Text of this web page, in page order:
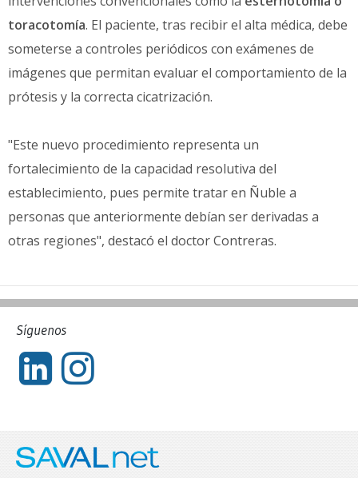
toracotomía. El paciente, tras recibir el alta médica, debe
someterse a controles periódicos con exámenes de
imágenes que permitan evaluar el comportamiento de la
prótesis y la correcta cicatrización.
"Este nuevo procedimiento representa un
fortalecimiento de la capacidad resolutiva del
establecimiento, pues permite tratar en Ñuble a
personas que anteriormente debían ser derivadas a
otras regiones", destacó el doctor Contreras.
Síguenos